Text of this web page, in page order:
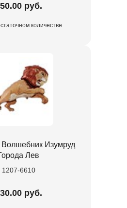
руб.
количестве
Изумруд
Лев
1207-6610
руб.